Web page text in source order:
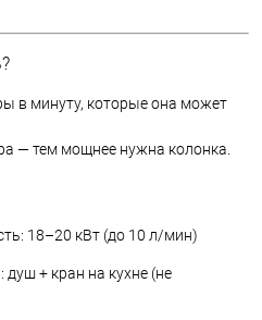
в минуту, которые она может
— тем мощнее нужна колонка.
18–20 кВт (до 10 л/мин)
+ кран на кухне (не